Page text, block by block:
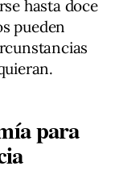
hasta doce
pueden
para